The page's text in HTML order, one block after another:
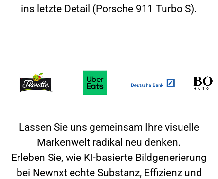
ins letzte Detail (Porsche 911 Turbo S).
Lassen Sie uns gemeinsam Ihre visuelle
Markenwelt radikal neu denken.
Erleben Sie, wie KI-basierte Bildgenerierung
bei Newnxt echte Substanz, Effizienz und